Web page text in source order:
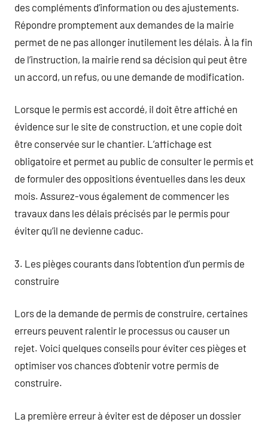
des compléments d’information ou des ajustements.
Répondre promptement aux demandes de la mairie
permet de ne pas allonger inutilement les délais. À la fin
de l’instruction, la mairie rend sa décision qui peut être
un accord, un refus, ou une demande de modification.
Lorsque le permis est accordé, il doit être affiché en
évidence sur le site de construction, et une copie doit
être conservée sur le chantier. L’affichage est
obligatoire et permet au public de consulter le permis et
de formuler des oppositions éventuelles dans les deux
mois. Assurez-vous également de commencer les
travaux dans les délais précisés par le permis pour
éviter qu’il ne devienne caduc.
3. Les pièges courants dans l’obtention d’un permis de
construire
Lors de la demande de permis de construire, certaines
erreurs peuvent ralentir le processus ou causer un
rejet. Voici quelques conseils pour éviter ces pièges et
optimiser vos chances d’obtenir votre permis de
construire.
La première erreur à éviter est de déposer un dossier